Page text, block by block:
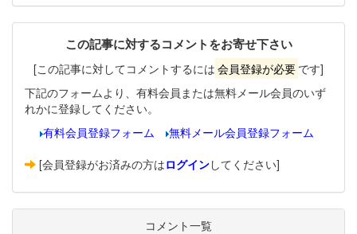
この記事に対するコメントをお寄せ下さい
[この記事に対してコメントするには 会員登録が必要 です]
下記のフォームより、有料会員または無料メール会員のいず
れかに登録してください。
有料会員登録フォーム
無料メール会員登録フォーム
[会員登録がお済みの方はログインしてください]
コメント一覧